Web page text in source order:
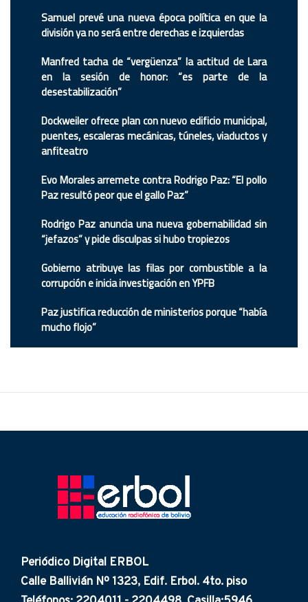
Samuel prevé una nueva época política en que la
división ya no será entre derechas e izquierdas
Manfred tacha de “vergüenza” la actitud de Lara
en la sesión de honor: “es parte de la
desestabilización”
Dockweiler ofrece plan con nuevo edificio municipal,
puentes, escaleras mecánicas, túneles, viaductos y
anfiteatro
Evo Morales arremete contra Rodrigo Paz: “El pollo
Paz resultó peor que el gallo Paz”
Rodrigo Paz anuncia una nueva gobernabilidad sin
“jefazos” y pide disculpas si hubo tropiezos
Gobierno atribuye las filas por combustible a la
corrupción e inicia investigación en YPFB
Paz justifica reducción de ministerios porque “había
mucho flojo”
Periódico Digital ERBOL
Calle Ballivián Nº 1323, Edif. Erbol. 4to. piso